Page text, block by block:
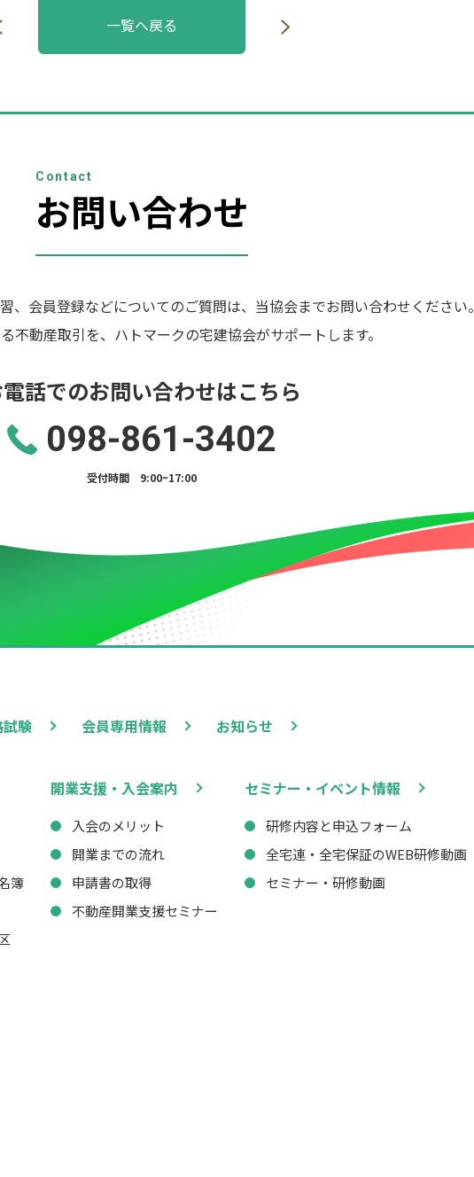
一覧へ戻る
Contact
お問い合わせ
、会員登録などについてのご質問は、当協会までお問い合わせください。
不動産取引を、ハトマークの宅建協会がサポートします。
話でのお問い合わせはこちら
098-861-3402
受付時間 9:00~17:00
験 会員専用情報 お知らせ
簿
開業支援・入会案内
入会のメリット
開業までの流れ
申請書の取得
不動産開業支援セミナー
セミナー・イベント情報
研修内容と申込フォーム
全宅連・全宅保証のWEB研修動画
セミナー・研修動画